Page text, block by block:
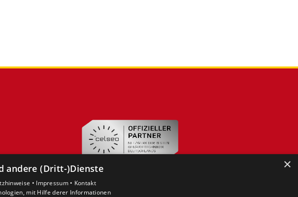
×
andere (Dritt-)Dienste
• Impressum • Kontakt
mit Hilfe derer Informationen